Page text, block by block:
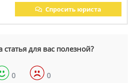
Спросить юриста
статья для вас полезной?
0 0